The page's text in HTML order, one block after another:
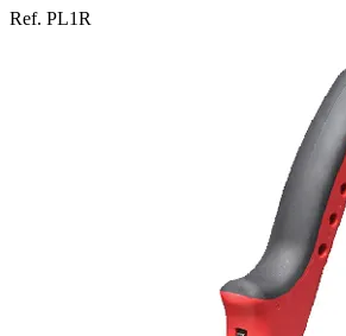
supportair
Ref. PL1R